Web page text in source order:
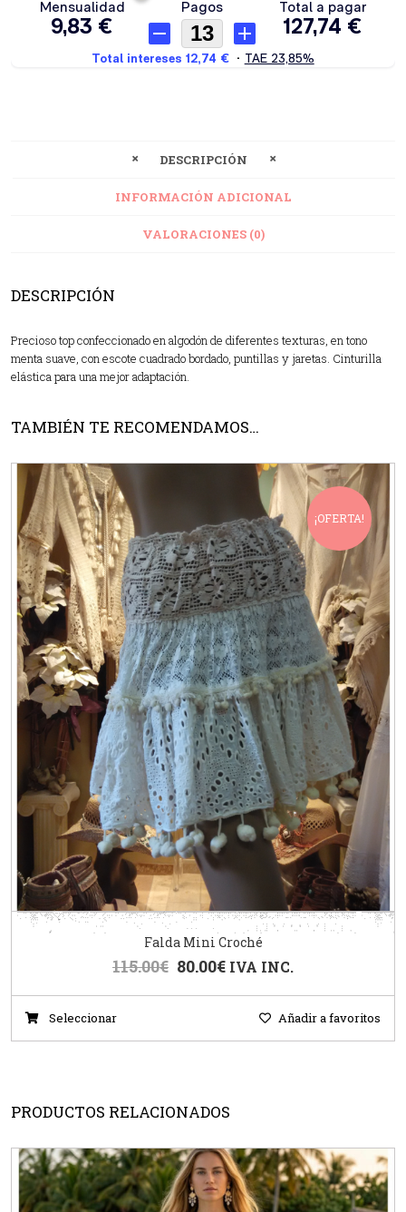
DESCRIPCIÓN
INFORMACIÓN ADICIONAL
VALORACIONES (0)
DESCRIPCIÓN
Precioso top confeccionado en algodón de diferentes texturas, en tono
menta suave, con escote cuadrado bordado, puntillas y jaretas. Cinturilla
elástica para una mejor adaptación.
TAMBIÉN TE RECOMENDAMOS…
¡OFERTA!
Falda Mini Croché
115.00€ 80.00€ IVA INC.
Seleccionar Añadir a favoritos
PRODUCTOS RELACIONADOS